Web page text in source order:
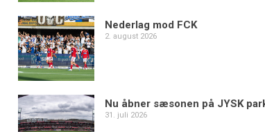
Nederlag mod FCK
2. august 2026
Nu åbner sæsonen på JYSK
31. juli 2026